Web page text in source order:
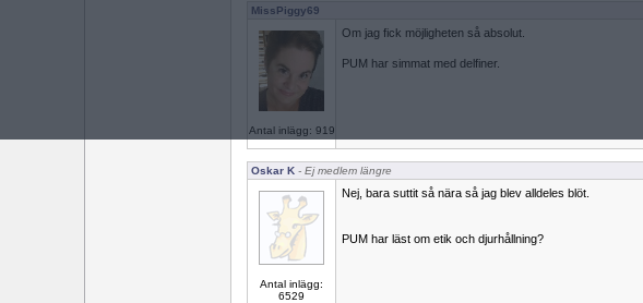
MissPiggy69
Antal inlägg: 919
Om jag fick möjligheten så absolut.
PUM har simmat med delfiner.
Oskar K - Ej medlem längre
Antal inlägg:
6529
Nej, bara suttit så nära så jag blev alldeles blöt.
PUM har läst om etik och djurhållning?